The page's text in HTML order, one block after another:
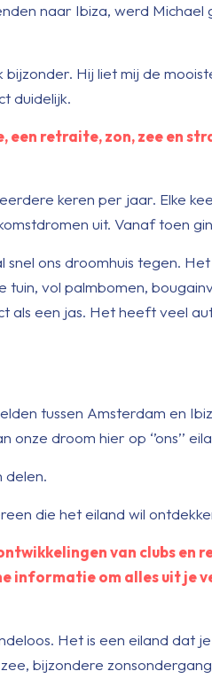
naar Ibiza, werd Michael
Hij liet mij de
duidelijk.
een retraite, zon, zee en
keren per jaar. Elke
uit. Vanaf toen
ons droomhuis tegen.
vol palmbomen,
een jas. Het heeft veel
tussen Amsterdam en
droom hier op ‘’ons’’
delen.
die het eiland wil
van clubs en
informatie om alles uit je
Het is een eiland dat
bijzondere